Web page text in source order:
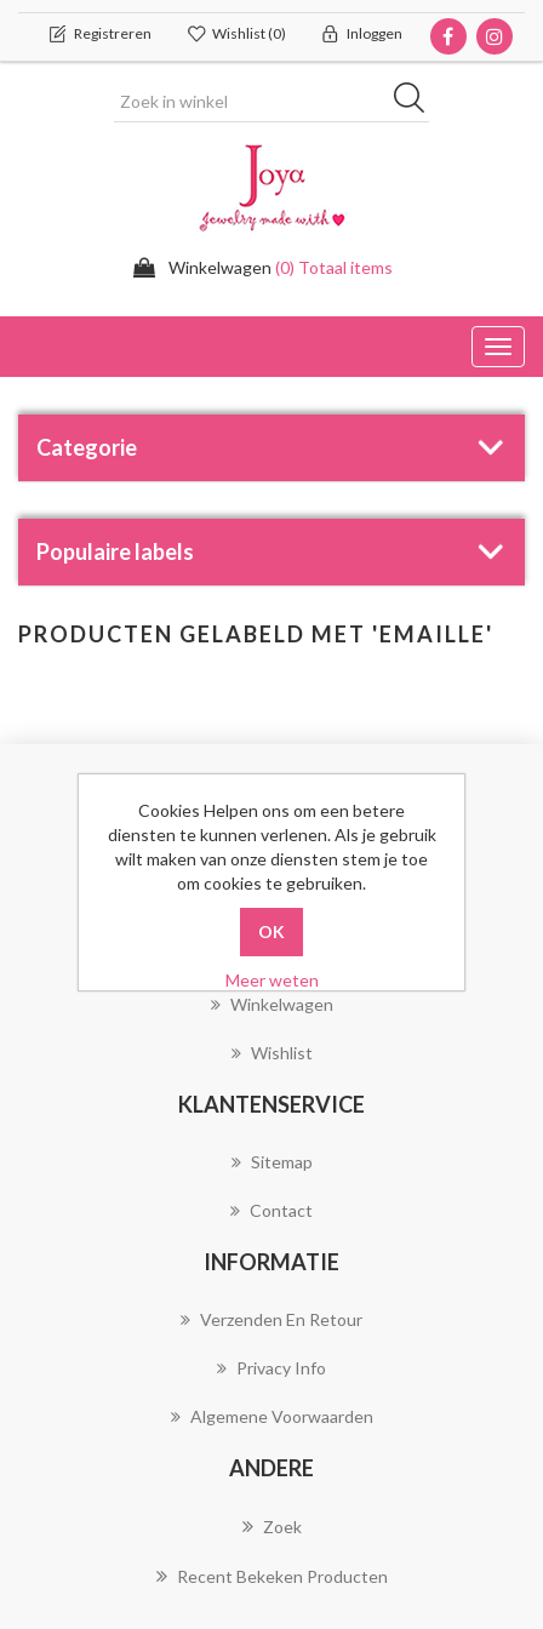
Registreren Wishlist(0) Inloggen
Winkelwagen (0) Totaal items
Categorie
Populaire labels
PRODUCTEN GELABELD MET 'EMAILLE'
MIJN ACCOUNT
Mijn Account
Bestellingen
Klant Adressen
Winkelwagen
Wishlist
KLANTENSERVICE
Sitemap
Contact
INFORMATIE
Verzenden En Retour
Privacy Info
Algemene Voorwaarden
ANDERE
Zoek
Recent Bekeken Producten
Cookies Helpen ons om een betere
diensten te kunnen verlenen. Als je gebruik
wilt maken van onze diensten stem je toe
om cookies te gebruiken.
Meer weten